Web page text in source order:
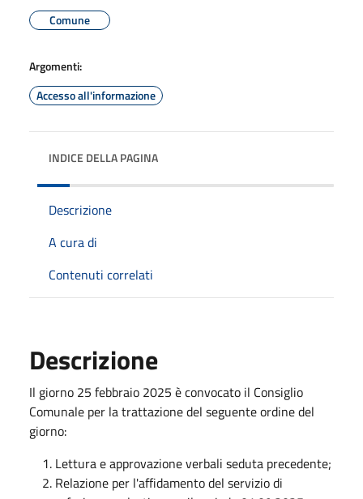
Comune
Argomenti:
Accesso all'informazione
INDICE DELLA PAGINA
Descrizione
A cura di
Contenuti correlati
Descrizione
Il giorno 25 febbraio 2025 è convocato il Consiglio
Comunale per la trattazione del seguente ordine del
giorno:
Lettura e approvazione verbali seduta precedente;
Relazione per l'affidamento del servizio di